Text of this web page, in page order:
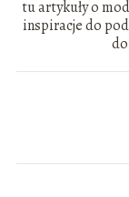
tu artykuły o
inspiracje do